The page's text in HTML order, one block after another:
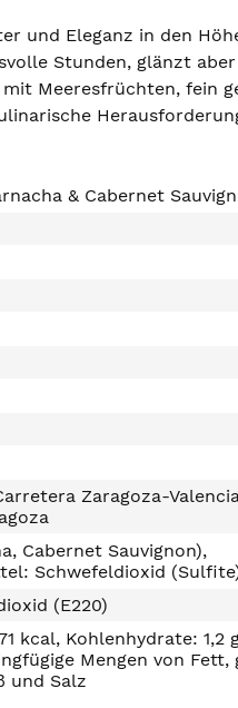
und Eleganz in den
Stunden, glänzt
Meeresfrüchten, fein
& Cabernet
Zaragoza-
Cabernet Sauvignon),
Schwefeldioxid
(E220)
kcal, Kohlenhydrate: 1,2
Mengen von Fett,
und Salz